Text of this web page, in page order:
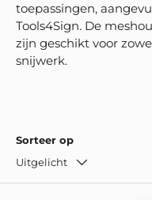
toepassingen,
Tools4Sign. De
zijn geschikt voor
snijwerk.
Sorteer op
Uitgelicht